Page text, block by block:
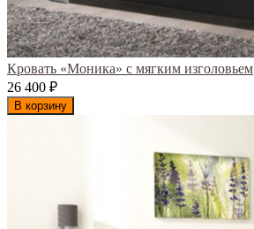
Кровать «Моника» с мягким изголовьем
26 400 ₽
В корзину